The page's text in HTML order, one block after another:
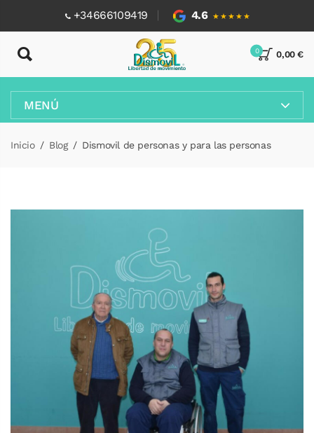
+34666109419 4.6 ★★★★★
0,00 €
0
MENÚ
Inicio Blog Dismovil de personas y para las personas